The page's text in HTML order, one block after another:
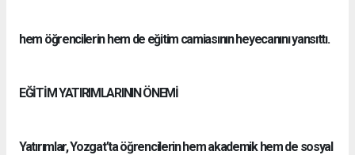
hem öğrencilerin hem de eğitim camiasının heyecanını yansıttı.
EĞİTİM YATIRIMLARININ ÖNEMİ
Yatırımlar, Yozgat’ta öğrencilerin hem akademik hem de sosyal